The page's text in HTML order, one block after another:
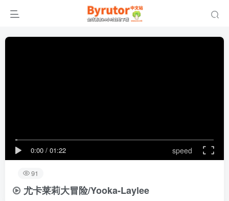
0:00 / 01:22 speed
91
尤卡莱莉大冒险/Yooka-Laylee